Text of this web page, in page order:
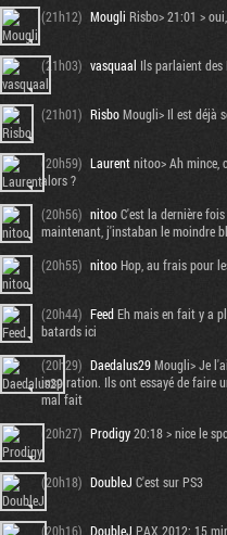
(21h12) Mougli Risbo> 21:01 >
(21h03) vasquaal Ils parlaient des
(21h01) RisboMougli> Il est déjà
(20h59) Laurentnitoo> Ah mince,
alors ?
(20h56) nitooC'est la dernière
maintenant, j'instaban le moindre
(20h55) nitooHop, au frais pour
(20h44) FeedEh mais en fait y a
batards ici
(20h29) Daedalus29Mougli> Je
inspiration. Ils ont essayé de faire
mal fait
(20h27) Prodigy20:18 > nice le
(20h18) DoubleJ C'est sur PS3
(20h16) DoubleJ PAX 2012: 15